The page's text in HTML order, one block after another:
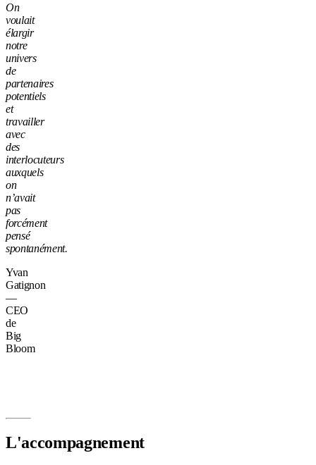
On
voulait
élargir
notre
univers
de
partenaires
potentiels
et
travailler
avec
des
interlocuteurs
auxquels
on
n’avait
pas
forcément
pensé
spontanément.
Yvan
Gatignon
—
CEO
de
Big
Bloom
L'accompagnement